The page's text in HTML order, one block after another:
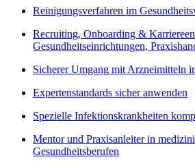
Reinigungsverfahren im
Recruiting, Onboarding &
Gesundheitseinrichtungen,
Sicherer Umgang mit Arzneimitteln
Expertenstandards sicher anwenden
Spezielle Infektionskrankheiten
Mentor und Praxisanleiter in
Gesundheitsberufen